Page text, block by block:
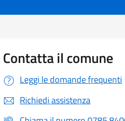
Contatta il comune
Leggi le domande frequenti
Richiedi assistenza